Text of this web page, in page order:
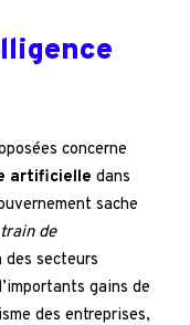
concerne
artificielle dans
sache
train de
secteurs
gains de
des entreprises,